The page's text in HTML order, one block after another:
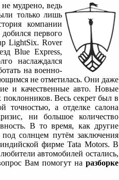
мудрено, ведь
только лишь
компании
первого
LightSix. Rover
Blue Express,
наслаждался
на военно-
не отметилась. Они даже
и качественные авто. Новые
Весь секрет был в
точностью, а отделке салона
ни большое количество
В то время, как другие
под солнцем путём заключения
фирме Tata Motors. В
автомобилей остались,
Вам помогут наразборке